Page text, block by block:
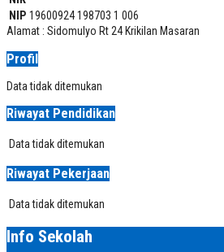
NIP 19600924 198703 1 006
Alamat : Sidomulyo Rt 24 Krikilan Masaran
Profil
Data tidak ditemukan
Riwayat Pendidikan
Data tidak ditemukan
Riwayat Pekerjaan
Data tidak ditemukan
Info Sekolah